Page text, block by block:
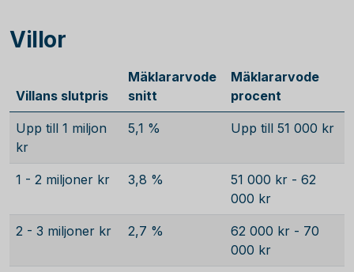
Villor
Villans slutpris
Mäklararvode
snitt
Mäklararvode
procent
Upp till 1 miljon
kr
5,1 % Upp till 51 000 kr
1 - 2 miljoner kr 3,8 %
51 000 kr - 62
000 kr
2 - 3 miljoner kr 2,7 %
62 000 kr - 70
000 kr